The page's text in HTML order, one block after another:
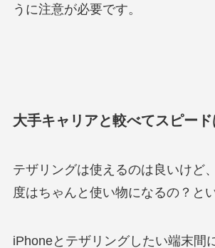
うに注意が必要です。
大手キャリアと較べてスピード
テザリングは使えるのは良いけど
度はちゃんと使い物になるの？と
iPhoneとテザリングしたい端末間